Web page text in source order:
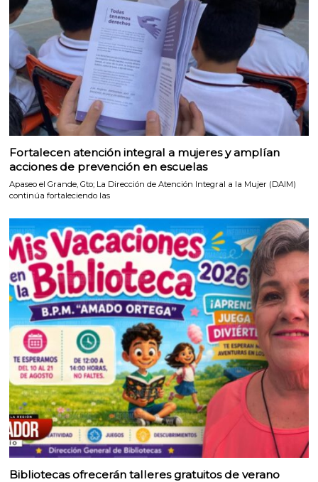
Fortalecen atención integral a mujeres y amplían
acciones de prevención en escuelas
Apaseo el Grande, Gto; La Dirección de Atención Integral a la Mujer (DAIM)
continúa fortaleciendo las
Bibliotecas ofrecerán talleres gratuitos de verano